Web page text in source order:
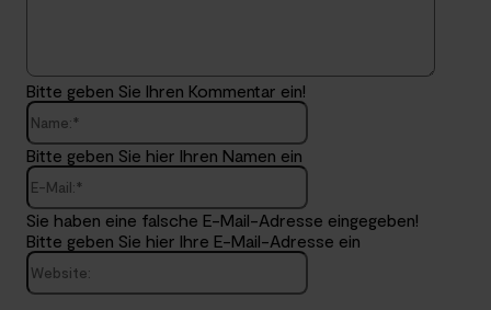
Bitte geben Sie Ihren Kommentar ein!
Name:*
Bitte geben Sie hier Ihren Namen ein
E-
Sie haben eine falsche E-Mail-Adresse eingegeben!
Bitte geben Sie hier Ihre E-Mail-Adresse ein
Website: